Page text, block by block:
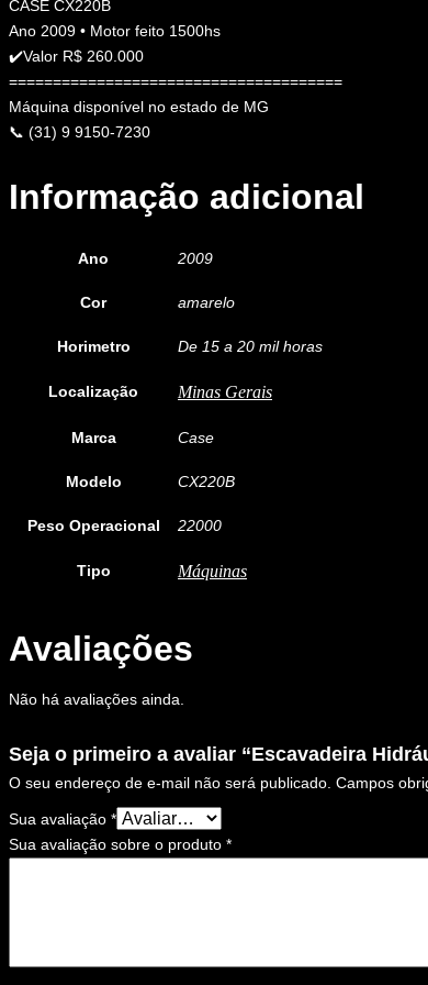
CASE CX220B
Ano 2009 • Motor feito 1500hs
✔️Valor R$ 260.000
======================================
Máquina disponível no estado de MG
📞 (31) 9 9150-7230
Informação adicional
Ano 2009
Cor amarelo
Horimetro De 15 a 20 mil horas
Localização Minas Gerais
Marca Case
Modelo CX220B
Peso Operacional 22000
Tipo Máquinas
Avaliações
Não há avaliações ainda.
Seja o primeiro a avaliar “Escavadeira
O seu endereço de e-mail não será publicado. Campos
Sua avaliação *
Sua avaliação sobre o produto *